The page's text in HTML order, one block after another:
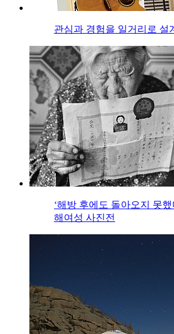
관심과 경험을 일거리로 설
‘해방 후에도 돌아오지 못
해여성 사진전